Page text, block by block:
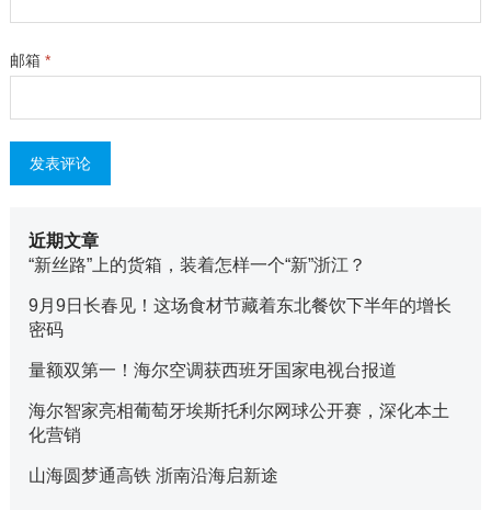
邮箱 *
近期文章
“新丝路”上的货箱，装着怎样一个“新”浙江？
9月9日长春见！这场食材节藏着东北餐饮下半年的增长
密码
量额双第一！海尔空调获西班牙国家电视台报道
海尔智家亮相葡萄牙埃斯托利尔网球公开赛，深化本土
化营销
山海圆梦通高铁 浙南沿海启新途